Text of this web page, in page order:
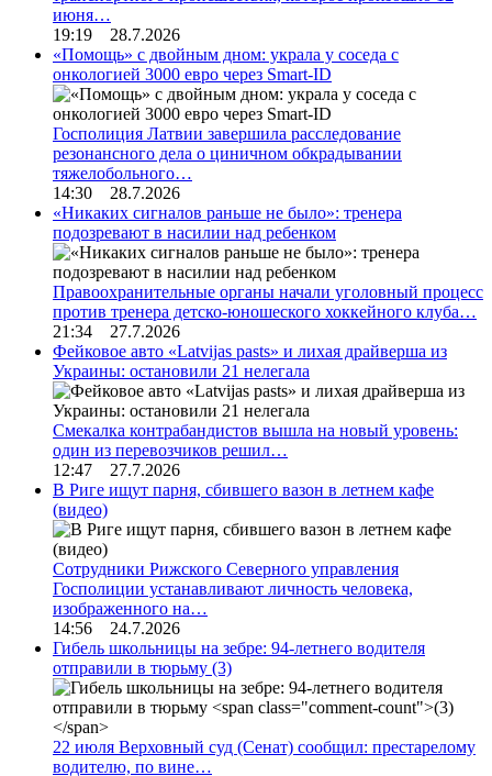
июня…
19:19 28.7.2026
«Помощь» с двойным дном: украла у соседа с
онкологией 3000 евро через Smart-ID
Госполиция Латвии завершила расследование
резонансного дела о циничном обкрадывании
тяжелобольного…
14:30 28.7.2026
«Никаких сигналов раньше не было»: тренера
подозревают в насилии над ребенком
Правоохранительные органы начали уголовный процесс
против тренера детско-юношеского хоккейного клуба…
21:34 27.7.2026
Фейковое авто «Latvijas pasts» и лихая драйверша из
Украины: остановили 21 нелегала
Смекалка контрабандистов вышла на новый уровень:
один из перевозчиков решил…
12:47 27.7.2026
В Риге ищут парня, сбившего вазон в летнем кафе
(видео)
Сотрудники Рижского Северного управления
Госполиции устанавливают личность человека,
изображенного на…
14:56 24.7.2026
Гибель школьницы на зебре: 94-летнего водителя
отправили в тюрьму (3)
22 июля Верховный суд (Сенат) сообщил: престарелому
водителю, по вине…